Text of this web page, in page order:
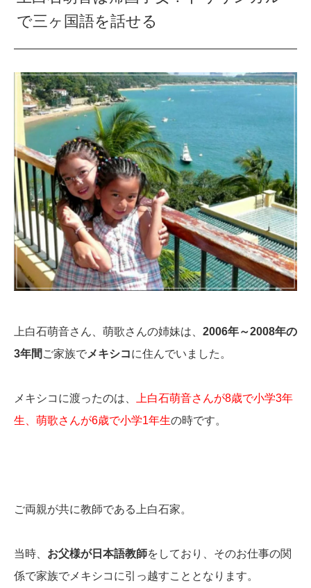
で三ヶ国語を話せる
上白石萌音さん、萌歌さんの姉妹は、 2006年～2008年の
3年間 ご家族でメキシコに住んでいました。
メキシコに渡ったのは、
上白石萌音さんが8歳で小学3年
生、萌歌さんが6歳で小学1年生の時です。
ご両親が共に教師である上白石家。
当時、 お父様が日本語教師をしており、そのお仕事の関
係で家族でメキシコに引っ越すこととなります。